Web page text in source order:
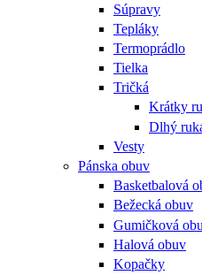
Súpravy
Tepláky
Termoprádlo
Tielka
Tričká
Krátky
Dlhý
Vesty
Pánska obuv
Basketbalová
Bežecká obuv
Gumičková
Halová obuv
Kopačky